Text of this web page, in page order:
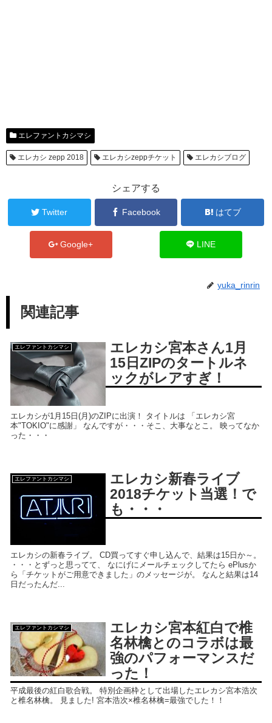
エレファントカシマシ
エレカシ zepp 2018 エレカシzeppチケット エレカシブログ
シェアする
Twitter Facebook はてブ
Google+ LINE
yuka_rinrin
関連記事
エレファントカシマシ
エレカシ宮本さん1月
15日ZIPのタートルネ
ックがレアすぎ！
エレカシが1月15日(月)のZIPに出演！ タイトルは 「エレカシ宮
本"TOKIO"に感謝」 なんですが・・・そこ、大事なとこ。 映ってなか
った・・・
エレファントカシマシ
エレカシ新春ライブ
2018チケット当選！で
も・・・
エレカシの新春ライブ。 CD買ってすぐ申し込んで、結果は15日か～。
・・・とずっと思ってて、 なにげにメールチェックしてたら ePlusか
ら「チケットがご用意できました」のメッセージが。 なんと結果は14
日だったんだ...
エレファントカシマシ
エレカシ宮本紅白で椎
名林檎とのコラボは最
強のパフォーマンスだ
った！
平成最後の紅白歌合戦。 特別企画枠として出場したエレカシ宮本浩次
と椎名林檎。 見ました! 宮本浩次×椎名林檎=最強でした！！